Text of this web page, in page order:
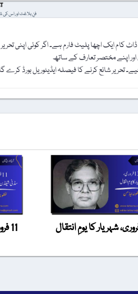
فنِ بلاغت اور اس کی
کام ایک اچھا پلیٹ فارم ہے۔ اگر کوئی اپنی
اور اپنے مختصر تعارف کے ساتھ